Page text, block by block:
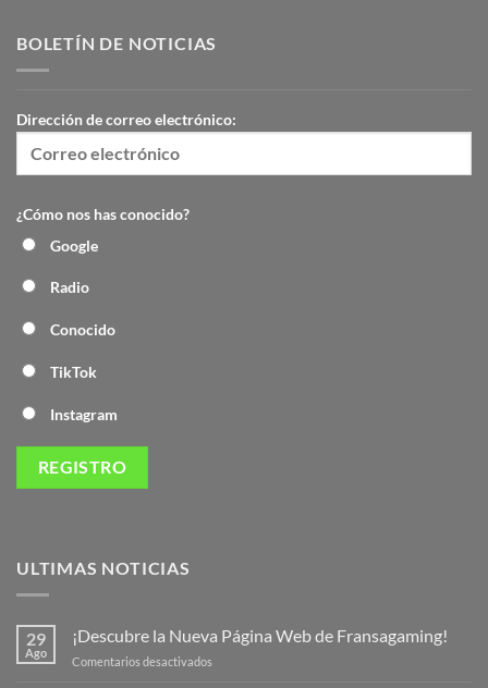
BOLETÍN DE NOTICIAS
Dirección de correo electrónico:
¿Cómo nos has conocido?
Google
Radio
Conocido
TikTok
Instagram
ULTIMAS NOTICIAS
29
Ago
¡Descubre la Nueva Página Web de Fransagaming!
Comentarios desactivados